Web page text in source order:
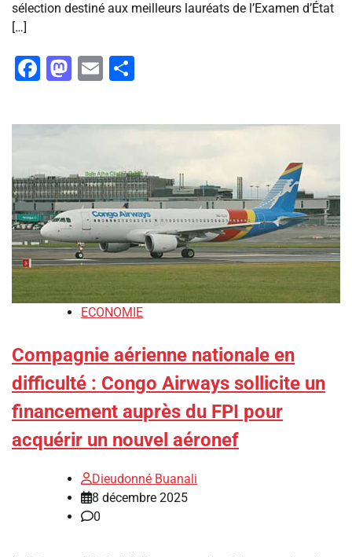
sélection destiné aux meilleurs lauréats de l’Examen d’État
[…]
Facebook
Mastodon
Email
ECONOMIE
Compagnie aérienne nationale en
difficulté : Congo Airways sollicite un
financement auprès du FPI pour
acquérir un nouvel aéronef
Dieudonné Buanali
8 décembre 2025
0